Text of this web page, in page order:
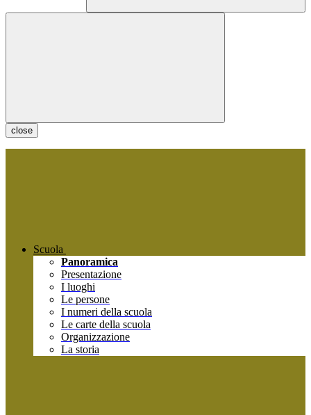
close
Scuola
Panoramica
Presentazione
I luoghi
Le persone
I numeri della scuola
Le carte della scuola
Organizzazione
La storia